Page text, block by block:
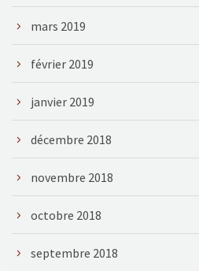
mars 2019
février 2019
janvier 2019
décembre 2018
novembre 2018
octobre 2018
septembre 2018